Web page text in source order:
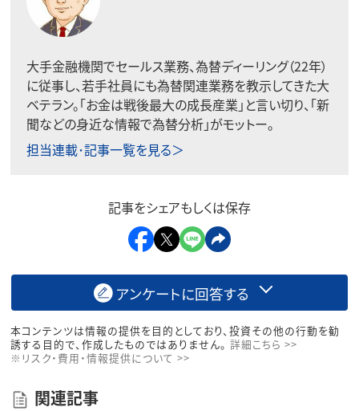
大手金融機関でセールス業務、為替ディーリング（22年）
に従事し、若手社員にも為替関連業務を教示してきた大
ベテラン。「お金は戦後最大の成長産業」と言い切り、「新
聞などの身近な情報で為替分析」がモットー。
担当連載･記事一覧を見る＞
記事をシェアもしくは保存
アンケートに回答する
本コンテンツは情報の提供を目的としており、投資その他の行動を勧
誘する目的で、作成したものではありません。 詳細こちら >>
※リスク・費用・情報提供について >>
関連記事